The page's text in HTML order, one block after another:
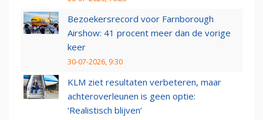
Bezoekersrecord voor Farnborough
Airshow: 41 procent meer dan de vorige
keer
30-07-2026, 9:30
KLM ziet resultaten verbeteren, maar
achteroverleunen is geen optie:
‘Realistisch blijven’